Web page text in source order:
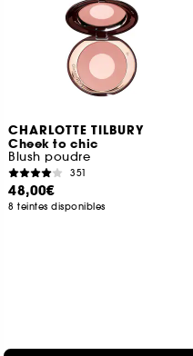
CHARLOTTE TILBURY
Cheek to chic
Blush poudre
351
48,00€
8 teintes disponibles